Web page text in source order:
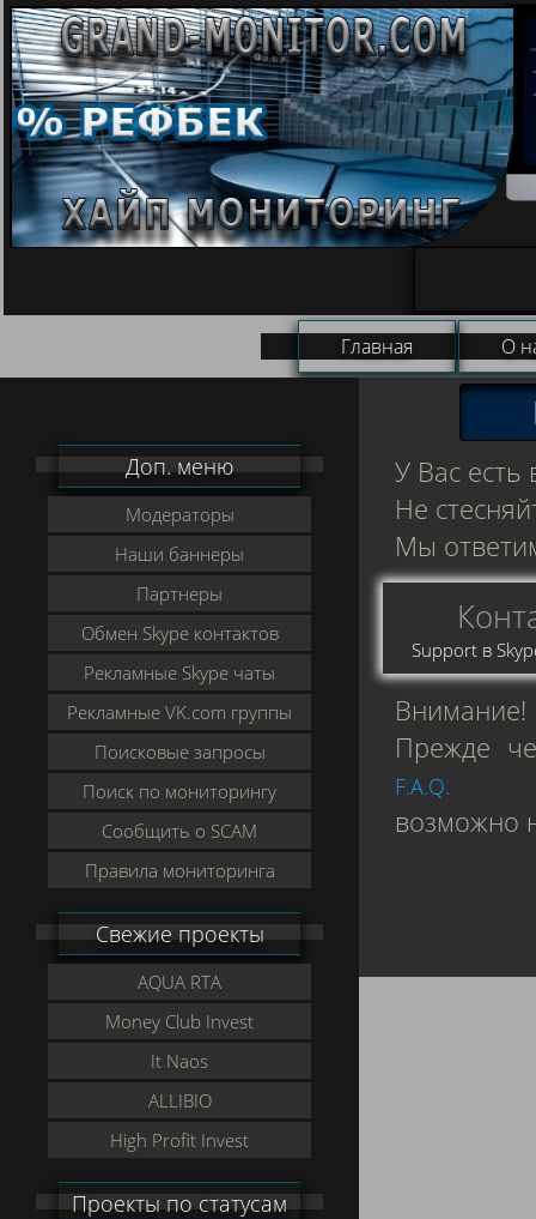
Главная О
Доп. меню
Модераторы
Наши баннеры
Партнеры
Обмен Skype контактов
Рекламные Skype чаты
Рекламные VK.com группы
Поисковые запросы
Поиск по мониторингу
Сообщить о SCAM
Правила мониторинга
Свежие проекты
AQUA RTA
Money Club Invest
It Naos
ALLIBIO
High Profit Invest
Проекты по статусам
У Вас есть
Не
Мы
Support в
Внимание!
Прежде
F.A.Q.
возможно